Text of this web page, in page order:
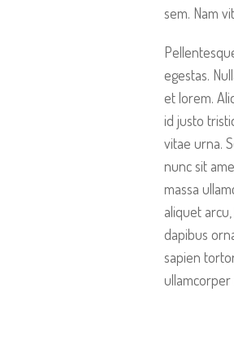
sem. Nam
egestas.
et lorem.
id justo
vitae urna.
nunc sit
massa
aliquet
dapibus
sapien
ullamcorper